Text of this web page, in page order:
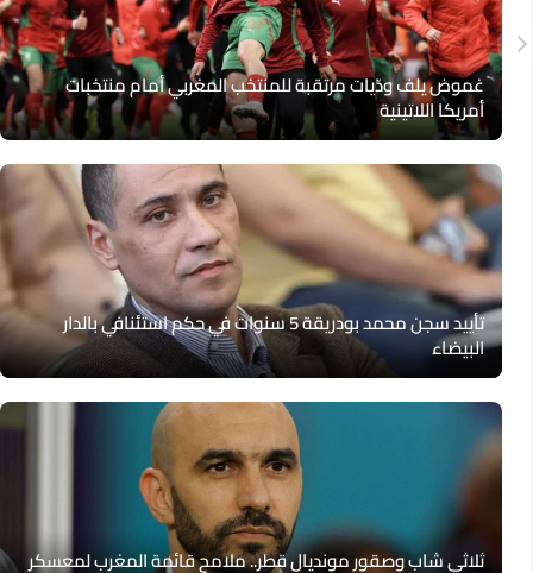
غموض يلف ودّيات مرتقبة للمنتخب المغربي أمام منتخبات
أمريكا اللاتينية
تأييد سجن محمد بودريقة 5 سنوات في حكم استئنافي بالدار
البيضاء
ثلاثي شاب وصقور مونديال قطر.. ملامح قائمة المغرب لمعسكر